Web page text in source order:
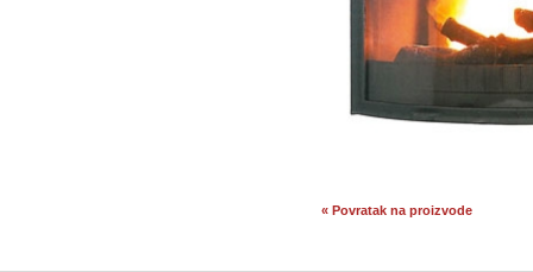
« Povratak na proizvode